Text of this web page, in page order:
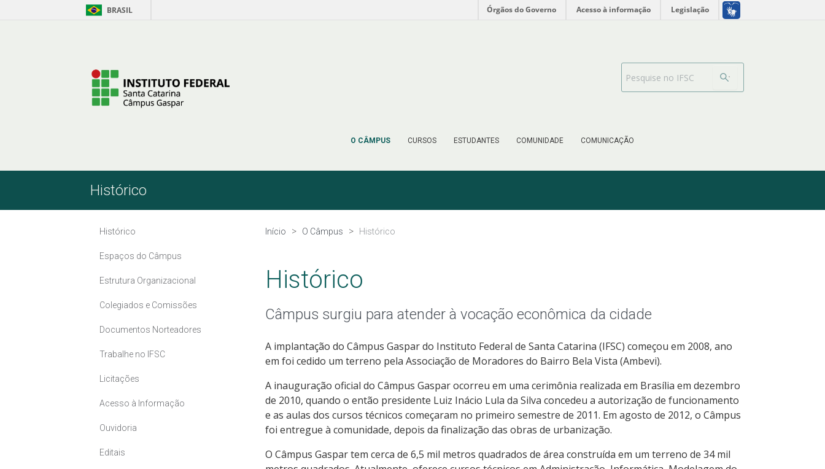
Pular para o Conteúdo BRASIL Órgãos do Governo Acesso à informação Legislação
O CÂMPUS CURSOS ESTUDANTES COMUNIDADE COMUNICAÇÃO
Barra de busca
Histórico
Histórico
Espaços do Câmpus
Estrutura Organizacional
Colegiados e Comissões
Documentos Norteadores
Trabalhe no IFSC
Licitações
Acesso à Informação
Ouvidoria
Editais
Início O Câmpus Histórico
Histórico
Câmpus surgiu para atender à vocação econômica da cidade
A implantação do Câmpus Gaspar do Instituto Federal de Santa Catarina (IFSC) começou em 2008, ano
em foi cedido um terreno pela Associação de Moradores do Bairro Bela Vista (Ambevi).
A inauguração oficial do Câmpus Gaspar ocorreu em uma cerimônia realizada em Brasília em dezembro
de 2010, quando o então presidente Luiz Inácio Lula da Silva concedeu a autorização de funcionamento
e as aulas dos cursos técnicos começaram no primeiro semestre de 2011. Em agosto de 2012, o Câmpus
foi entregue à comunidade, depois da finalização das obras de urbanização.
O Câmpus Gaspar tem cerca de 6,5 mil metros quadrados de área construída em um terreno de 34 mil